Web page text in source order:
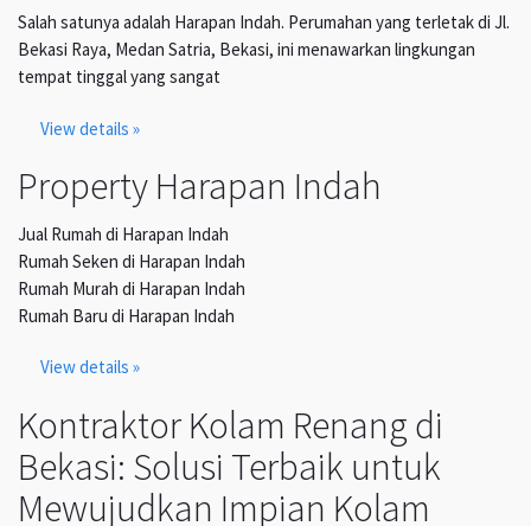
Salah satunya adalah Harapan Indah. Perumahan yang terletak di Jl.
Bekasi Raya, Medan Satria, Bekasi, ini menawarkan lingkungan
tempat tinggal yang sangat
View details »
Property Harapan Indah
Jual Rumah di Harapan Indah
Rumah Seken di Harapan Indah
Rumah Murah di Harapan Indah
Rumah Baru di Harapan Indah
View details »
Kontraktor Kolam Renang di
Bekasi: Solusi Terbaik untuk
Mewujudkan Impian Kolam